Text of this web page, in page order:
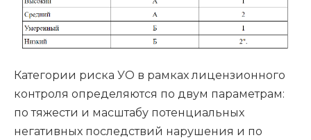
Категории риска УО в рамках лицензионного
контроля определяются по двум параметрам:
по тяжести и масштабу потенциальных
негативных последствий нарушения и по